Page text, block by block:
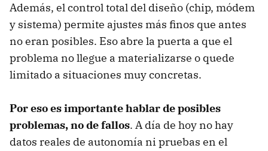
Además, el control total del diseño (chip, módem
y sistema) permite ajustes más finos que antes
no eran posibles. Eso abre la puerta a que el
problema no llegue a materializarse o quede
limitado a situaciones muy concretas.
Por eso es importante hablar de posibles
problemas, no de fallos. A día de hoy no hay
datos reales de autonomía ni pruebas en el